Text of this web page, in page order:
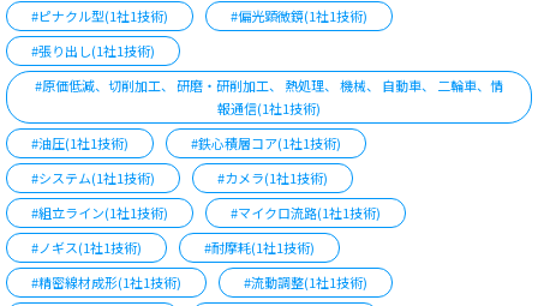
#ピナクル型(1社1技術)
#偏光顕微鏡(1社1技術)
#張り出し(1社1技術)
#原価低減、切削加工、 研磨・研削加工、 熱処理、 機械、 自動車、 二輪車、情
報通信(1社1技術)
#油圧(1社1技術)
#鉄心積層コア(1社1技術)
#システム(1社1技術)
#カメラ(1社1技術)
#組立ライン(1社1技術)
#マイクロ流路(1社1技術)
#ノギス(1社1技術)
#耐摩耗(1社1技術)
#精密線材成形(1社1技術)
#流動調整(1社1技術)